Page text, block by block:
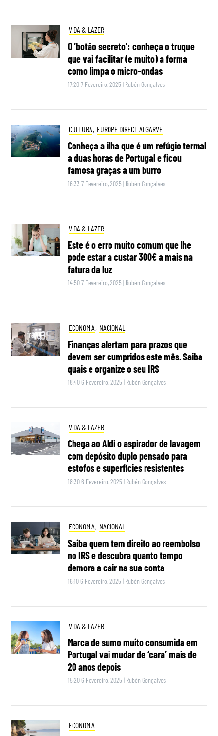
VIDA & LAZER
O ‘botão secreto’: conheça o truque
que vai facilitar (e muito) a forma
como limpa o micro-ondas
17:20 7 Fevereiro, 2025 | Rubén Gonçalves
CULTURA, EUROPE DIRECT ALGARVE
Conheça a ilha que é um refúgio termal
a duas horas de Portugal e ficou
famosa graças a um burro
16:33 7 Fevereiro, 2025 | Rubén Gonçalves
VIDA & LAZER
Este é o erro muito comum que lhe
pode estar a custar 300€ a mais na
fatura da luz
14:50 7 Fevereiro, 2025 | Rubén Gonçalves
ECONOMIA, NACIONAL
Finanças alertam para prazos que
devem ser cumpridos este mês. Saiba
quais e organize o seu IRS
18:40 6 Fevereiro, 2025 | Rubén Gonçalves
VIDA & LAZER
Chega ao Aldi o aspirador de lavagem
com depósito duplo pensado para
estofos e superfícies resistentes
18:30 6 Fevereiro, 2025 | Rubén Gonçalves
ECONOMIA, NACIONAL
Saiba quem tem direito ao reembolso
no IRS e descubra quanto tempo
demora a cair na sua conta
16:10 6 Fevereiro, 2025 | Rubén Gonçalves
VIDA & LAZER
Marca de sumo muito consumida em
Portugal vai mudar de ‘cara’ mais de
20 anos depois
15:20 6 Fevereiro, 2025 | Rubén Gonçalves
ECONOMIA